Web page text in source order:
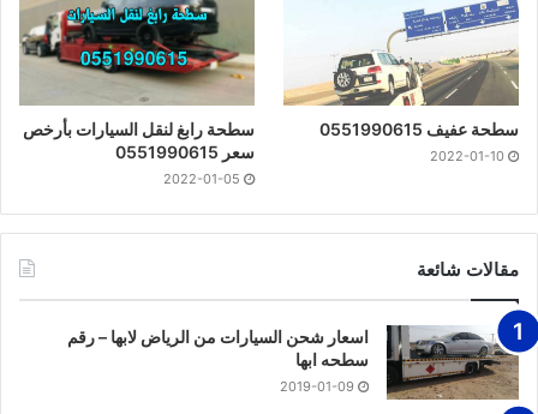
سطحة عفيف 0551990615
2022-01-10
سطحة رابغ لنقل السيارات بأرخص
سعر 0551990615
2022-01-05
مقالات شائعة
اسعار شحن السيارات من الرياض لابها – رقم
سطحه ابها
2019-01-09